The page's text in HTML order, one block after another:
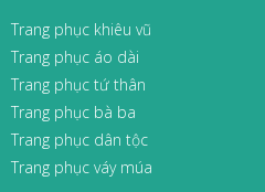
Trang phục khiêu vũ
Trang phục áo dài
Trang phục tứ thân
Trang phục bà ba
Trang phục dân tộc
Trang phục váy múa